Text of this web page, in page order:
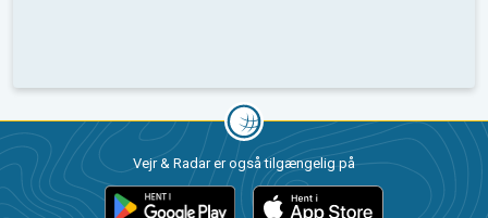
Vejr & Radar er også tilgængelig på